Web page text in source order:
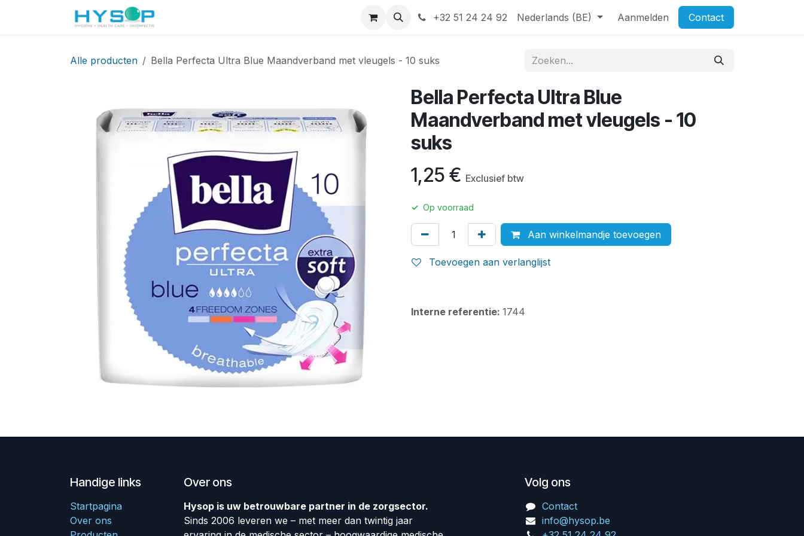
+32 51 24 24 92 Nederlands (BE) Aanmelden Contact
Alle producten Bella Perfecta Ultra Blue Maandverband met vleugels - 10 suks
Bella Perfecta Ultra Blue
Maandverband met vleugels - 10
suks
1,25 € Exclusief btw
✓ Op voorraad
Aan winkelmandje toevoegen
Toevoegen aan verlanglijst
Interne referentie: 1744
Handige links
Startpagina
Over ons
Over ons
Hysop is uw betrouwbare partner in de zorgsector.
Sinds 2006 leveren we – met meer dan twintig jaar
Volg ons
Contact
info@hysop.be